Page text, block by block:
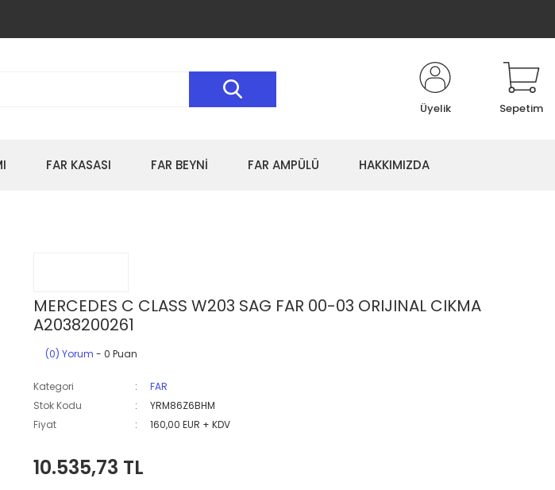
Üyelik Sepetim
FAR KASASI FAR BEYNİ FAR AMPÜLÜ HAKKIMIZDA
MERCEDES C CLASS W203 SAG FAR 00-03 ORIJINAL CIKMA
A2038200261
(0) Yorum - 0 Puan
Kategori
FAR
Stok Kodu
YRM86Z6BHM
Fiyat
160,00 EUR + KDV
10.535,73 TL